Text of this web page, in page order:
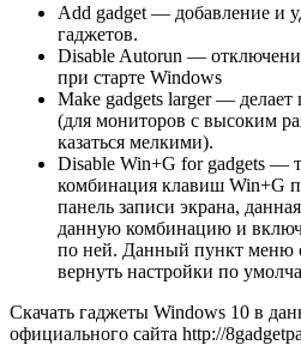
Add gadget — добавление и
гаджетов.
Disable Autorun —
при старте Windows
Make gadgets larger —
(для мониторов с высоким
казаться мелкими).
Disable Win+G for gadgets —
комбинация клавиш Win+G
панель записи экрана,
данную комбинацию и
по ней. Данный пункт меню
вернуть настройки по
Скачать гаджеты Windows 10 в
официального сайта http://